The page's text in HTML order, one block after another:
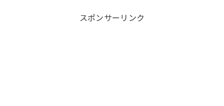
スポンサーリンク